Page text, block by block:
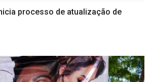
processo de atualização de